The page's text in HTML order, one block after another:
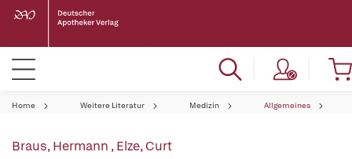
Home Weitere Literatur Medizin Allgemeines
Braus, Hermann ,Elze, Curt